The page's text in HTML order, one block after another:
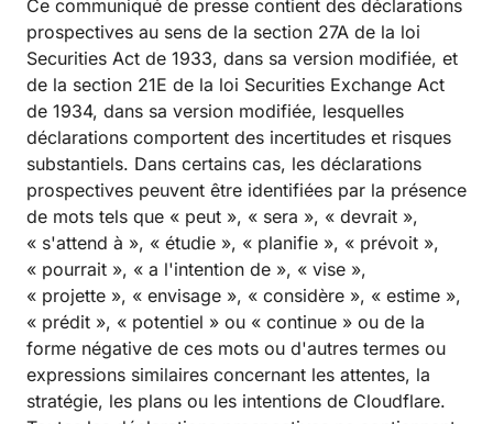
Ce communiqué de presse contient des déclarations
prospectives au sens de la section 27A de la loi
Securities Act de 1933, dans sa version modifiée, et
de la section 21E de la loi Securities Exchange Act
de 1934, dans sa version modifiée, lesquelles
déclarations comportent des incertitudes et risques
substantiels. Dans certains cas, les déclarations
prospectives peuvent être identifiées par la présence
de mots tels que « peut », « sera », « devrait »,
« s'attend à », « étudie », « planifie », « prévoit »,
« pourrait », « a l'intention de », « vise »,
« projette », « envisage », « considère », « estime »,
« prédit », « potentiel » ou « continue » ou de la
forme négative de ces mots ou d'autres termes ou
expressions similaires concernant les attentes, la
stratégie, les plans ou les intentions de Cloudflare.